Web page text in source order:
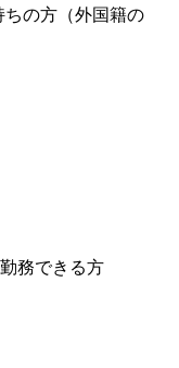
の方（外国籍の
務できる方